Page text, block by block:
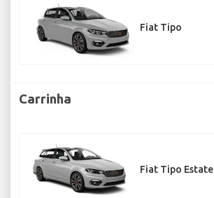
Fiat Tipo
Carrinha
Fiat Tipo Estate